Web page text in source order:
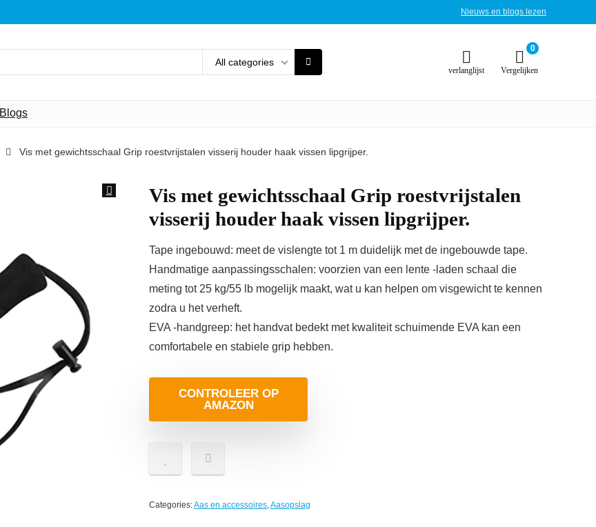
Nieuws en blogs lezen
All categories
verlanglijst
0
Vergelijken
Blogs
Vis met gewichtsschaal Grip roestvrijstalen visserij houder haak vissen lipgrijper.
Vis met gewichtsschaal Grip roestvrijstalen
visserij houder haak vissen lipgrijper.
Tape ingebouwd: meet de vislengte tot 1 m duidelijk met de ingebouwde tape.
Handmatige aanpassingsschalen: voorzien van een lente -laden schaal die
meting tot 25 kg/55 lb mogelijk maakt, wat u kan helpen om visgewicht te kennen
zodra u het verheft.
EVA -handgreep: het handvat bedekt met kwaliteit schuimende EVA kan een
comfortabele en stabiele grip hebben.
CONTROLEER OP
AMAZON
Categories:Aas en accessoires,Aasopslag